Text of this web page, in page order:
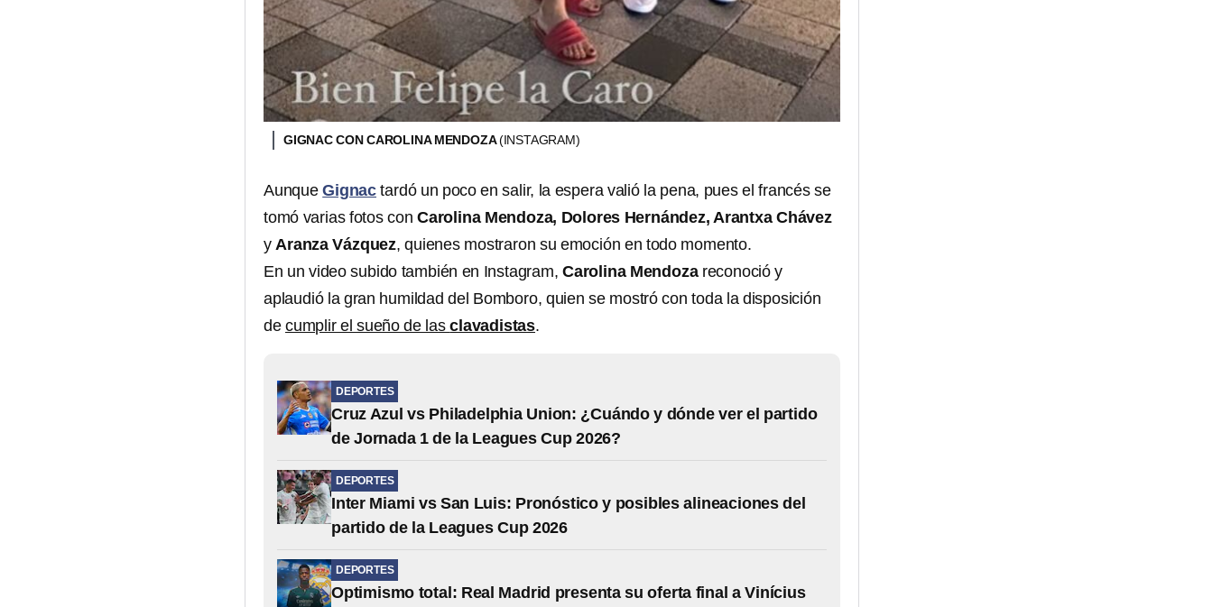
GIGNAC CON CAROLINA MENDOZA(INSTAGRAM)
AunqueGignac tardó un poco en salir, la espera valió la pena, pues el francés se
tomó varias fotos conCarolina Mendoza, Dolores Hernández, Arantxa Chávez
yAranza Vázquez, quienes mostraron su emoción en todo momento.
En un video subido también en Instagram, Carolina Mendoza reconoció y
aplaudió la gran humildad del Bomboro, quien se mostró con toda la disposición
de cumplir el sueño de lasclavadistas.
DEPORTES
Cruz Azul vs Philadelphia Union: ¿Cuándo y dónde ver el partido
de Jornada 1 de la Leagues Cup 2026?
DEPORTES
Inter Miami vs San Luis: Pronóstico y posibles alineaciones del
partido de la Leagues Cup 2026
DEPORTES
Optimismo total: Real Madrid presenta su oferta final a Vinícius